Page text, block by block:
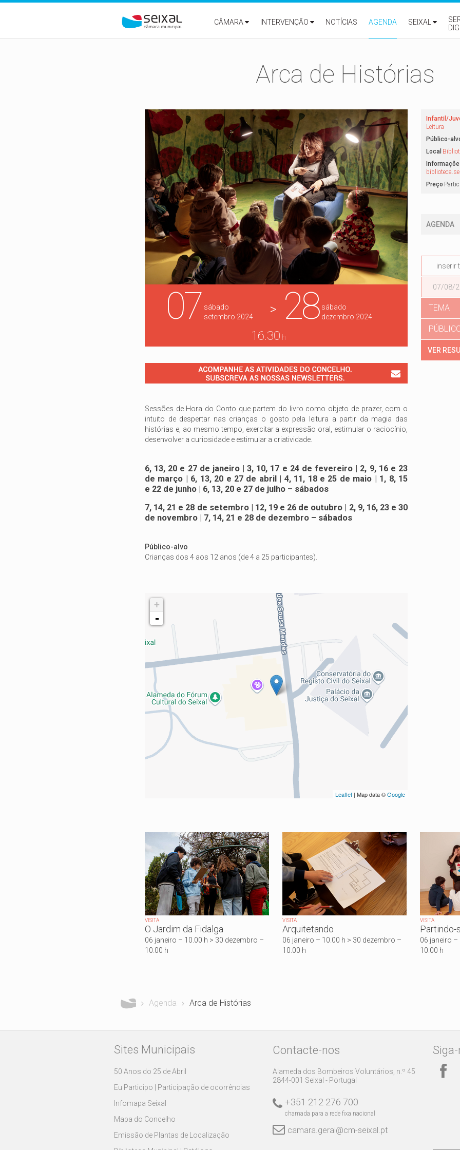
CÂMARA
INTERVENÇÃO NOTÍCIAS AGENDA SEIXAL
Arca de Histórias
07 sábado
setembro 2024 > 28 sábado
dezembro 2024
16.30 h
Sessões de Hora do Conto que partem do livro como objeto de prazer, com o
intuito de despertar nas crianças o gosto pela leitura a partir da magia das
histórias e, ao mesmo tempo, exercitar a expressão oral, estimular o raciocínio,
desenvolver a curiosidade e estimular a criatividade.
6, 13, 20 e 27 de janeiro | 3, 10, 17 e 24 de fevereiro | 2, 9, 16 e 23
de março | 6, 13, 20 e 27 de abril | 4, 11, 18 e 25 de maio | 1, 8, 15
e 22 de junho | 6, 13, 20 e 27 de julho – sábados
7, 14, 21 e 28 de setembro | 12, 19 e 26 de outubro | 2, 9, 16, 23 e 30
de novembro | 7, 14, 21 e 28 de dezembro – sábados
Público-alvo
Crianças dos 4 aos 12 anos (de 4 a 25 participantes).
+
-
Leaflet | Map data ©Google
Infantil/
Leitura
Público-
Local
Preço
AGENDA
TEMA
VISITA
O Jardim da Fidalga
06 janeiro – 10.00 h > 30 dezembro –
10.00 h
VISITA
Arquitetando
06 janeiro – 10.00 h > 30 dezembro –
10.00 h
VISITA
Partindo-
06 janeiro –
10.00 h
Agenda Arca de Histórias
Sites Municipais
50 Anos do 25 de Abril
Eu Participo | Participação de ocorrências
Infomapa Seixal
Mapa do Concelho
Emissão de Plantas de Localização
Contacte-nos
Alameda dos Bombeiros Voluntários, n.º 45
2844-001 Seixal - Portugal
+351 212 276 700
chamada para a rede fixa nacional
camara.geral@cm-seixal.pt